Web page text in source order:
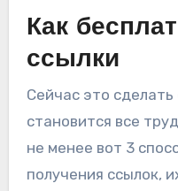
Как
ссылки
Сейчас это
становится все
не менее вот 3
получения ссылок,